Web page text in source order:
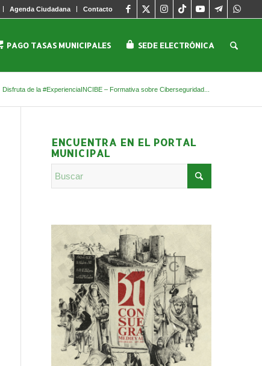
Agenda Ciudadana Contacto
PAGO TASAS MUNICIPALES SEDE ELECTRÓNICA
Disfruta de la #ExperienciaINCIBE – Formativa sobre Ciberseguridad...
ENCUENTRA EN EL PORTAL
MUNICIPAL